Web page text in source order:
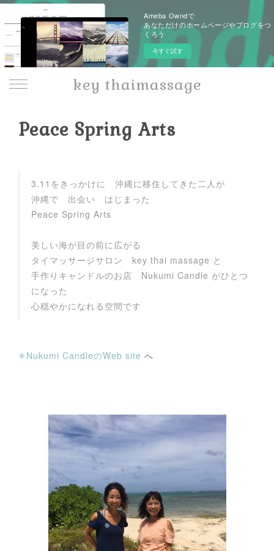
Ameba Owndで
あなただけのホームページやブログをつ
くろう
今すぐ試す
key thaimassage
Peace Spring Arts
3.11をきっかけに 沖縄に移住してきた二人が
沖縄で 出会い はじまった
Peace Spring Arts
美しい海が目の前に広がる
タイマッサージサロン key thai massage と
手作りキャンドルのお店 Nukumi Candle がひとつ
になった
心穏やかになれる空間です
✳︎Nukumi CandleのWeb site へ